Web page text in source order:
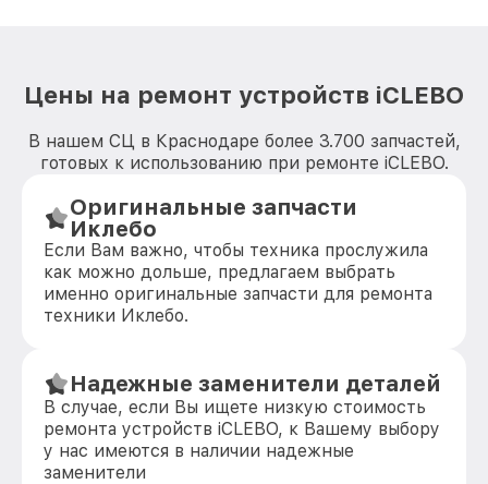
Цены на ремонт устройств iCLEBO
В нашем СЦ в Краснодаре более 3.700 запчастей,
готовых к использованию при ремонте iCLEBO.
Оригинальные запчасти
Иклебо
Если Вам важно, чтобы техника прослужила
как можно дольше, предлагаем выбрать
именно оригинальные запчасти для ремонта
техники Иклебо.
Надежные заменители деталей
В случае, если Вы ищете низкую стоимость
ремонта устройств iCLEBO, к Вашему выбору
у нас имеются в наличии надежные
заменители